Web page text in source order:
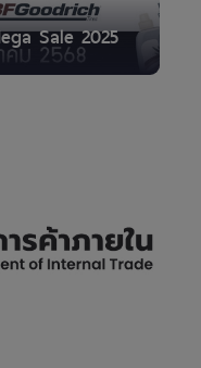
Sale 2025